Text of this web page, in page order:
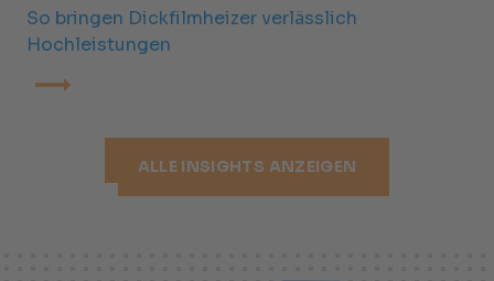
So bringen Dickfilmheizer verlässlich
Hochleistungen
ALLE INSIGHTS ANZEIGEN